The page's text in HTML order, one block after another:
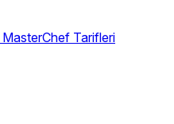
MasterChef Tarifleri